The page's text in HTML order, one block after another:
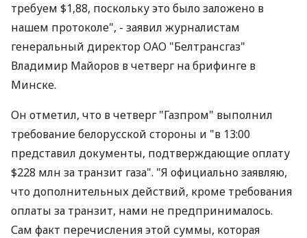
требуем $1,88, поскольку это было заложено в
нашем протоколе", - заявил журналистам
генеральный директор ОАО "Белтрансгаз"
Владимир Майоров в четверг на брифинге в
Минске.
Он отметил, что в четверг "Газпром" выполнил
требование белорусской стороны и "в 13:00
представил документы, подтверждающие оплату
$228 млн за транзит газа". "Я официально заявляю,
что дополнительных действий, кроме требования
оплаты за транзит, нами не предпринималось.
Сам факт перечисления этой суммы, которая